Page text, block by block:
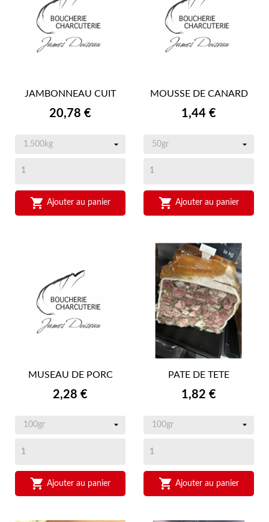
JAMBONNEAU CUIT
Prix
20,78 €
 Ajouter au panier
MOUSSE DE CANARD
Prix
1,44 €
 Ajouter au panier
MUSEAU DE PORC
Prix
2,28 €
 Ajouter au panier
PATE DE TETE
Prix
1,82 €
 Ajouter au panier